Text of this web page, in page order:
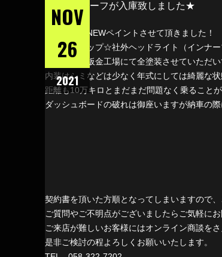
NOV
26
2021
ベージュにNEWペイントさせて頂きました！
☆リフトアップ☆社外ヘッドライト（インナ
外装は当社板金工場にて全塗装させていただ
内装はシミなどは少なく年式にしては綺麗な状
距離も10万キロとまだまだ問題なく乗ることが
ダッシュボードの破れは御座いますが納車の
契約書を頂いた方順となってしまいますので
ご質問やご不明点がございましたらご気軽に
ご来店が難しいお客様にはオンライン商談を
是非ご検討の程よろしくお願いいたします。